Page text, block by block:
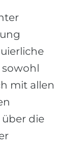
sowohl
mit allen
die